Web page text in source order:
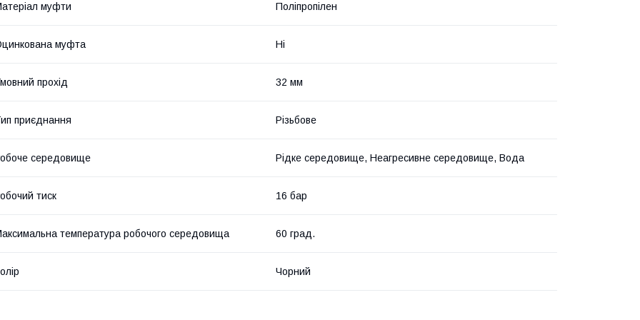
муфти Поліпропілен
муфта Ні
прохід 32 мм
приєднання Різьбове
середовище Рідке середовище, Неагресивне середовище, Вода
тиск 16 бар
температура робочого середовища 60 град.
Чорний